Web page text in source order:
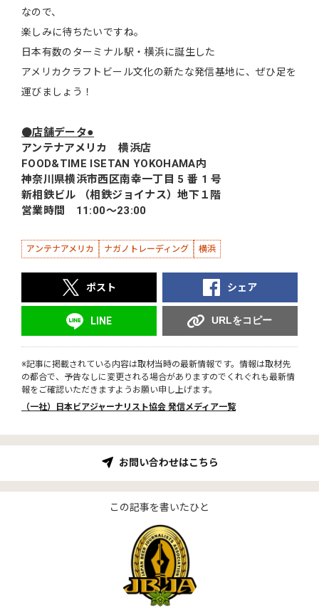
なので、
楽しみに待ちたいですね。
日本有数のターミナル駅・横浜に誕生した
アメリカクラフトビール文化の新たな発信基地に、ぜひ足を
運びましょう！
●店舗データ●
アンテナアメリカ 横浜店
FOOD&TIME ISETAN YOKOHAMA内
神奈川県横浜市西区南幸一丁目 5 番 1 号
新相鉄ビル （相鉄ジョイナス）地下１階
営業時間 11:00～23:00
アンテナアメリカ ナガノトレーディング 横浜
ポスト シェア
LINE URLをコピー
※記事に掲載されている内容は取材当時の最新情報です。情報は取材先
の都合で、予告なしに変更される場合がありますのでくれぐれも最新情
報をご確認いただきますようお願い申し上げます。
（一社）日本ビアジャーナリスト協会 発信メディア一覧
お問い合わせはこちら
この記事を書いたひと